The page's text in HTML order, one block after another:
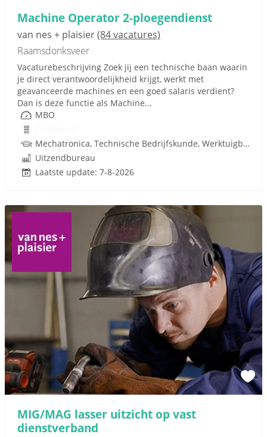
Machine Operator 2-ploegendienst
van nes + plaisier(84 vacatures)
Raamsdonksveer
Vacaturebeschrijving Zoek jij een technische baan waarin
je direct verantwoordelijkheid krijgt, werkt met
geavanceerde machines en een goed salaris verdient?
Dan is deze functie als Machine...
MBO
Mechatronica, Technische Bedrijfskunde, Werktuigbouwkunde, VAPRO
Uitzendbureau
Laatste update: 7-8-2026
MIG/MAG lasser uitzicht op vast
dienstverband